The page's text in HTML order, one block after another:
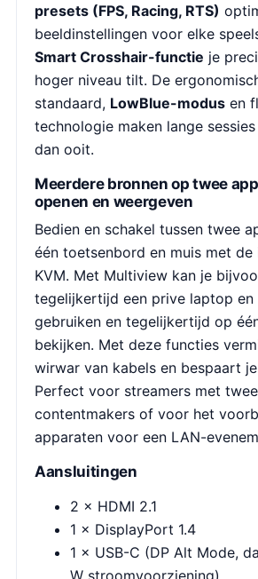
presets (FPS, Racing, RTS)
beeldinstellingen voor elke
Smart Crosshair-functie je
hoger niveau tilt. De
standaard, LowBlue-modus en
technologie maken lange
dan ooit.
Meerdere bronnen op twee
openen en weergeven
Bedien en schakel tussen twee
één toetsenbord en muis met de
KVM. Met Multiview kan je
tegelijkertijd een prive laptop en
gebruiken en tegelijkertijd op
bekijken. Met deze functies
wirwar van kabels en bespaart
Perfect voor streamers met twee
contentmakers of voor het
apparaten voor een LAN-
Aansluitingen
2 × HDMI 2.1
1 × DisplayPort 1.4
1 × USB-C (DP Alt Mode,
W stroomvoorziening)